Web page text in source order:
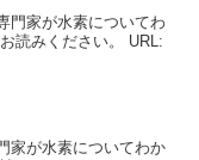
門家が水素についてわ
読みください。 URL:
家が水素についてわか